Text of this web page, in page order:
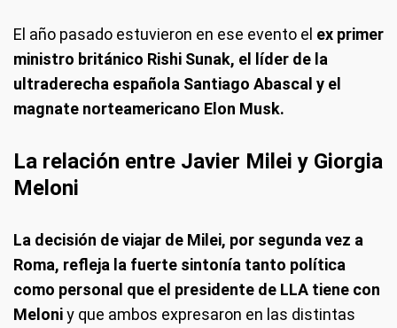
El año pasado estuvieron en ese evento el ex primer
ministro británico Rishi Sunak, el líder de la
ultraderecha española Santiago Abascal y el
magnate norteamericano Elon Musk.
La relación entre Javier Milei y Giorgia
Meloni
La decisión de viajar de Milei, por segunda vez a
Roma, refleja la fuerte sintonía tanto política
como personal que el presidente de LLA tiene con
Meloniy que ambos expresaron en las distintas